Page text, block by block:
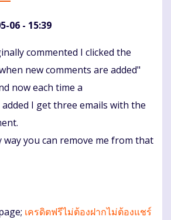
06 - 15:39
commented I clicked the
new comments are added"
now each time a
I get three emails with the
way you can remove me from that
เครดิตฟรีไม่ต้องฝากไม่ต้องแชร์